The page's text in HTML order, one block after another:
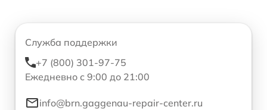
Служба поддержки
+7 (800) 301-97-75
Ежедневно с 9:00 до 21:00
info@brn.gaggenau-repair-center.ru